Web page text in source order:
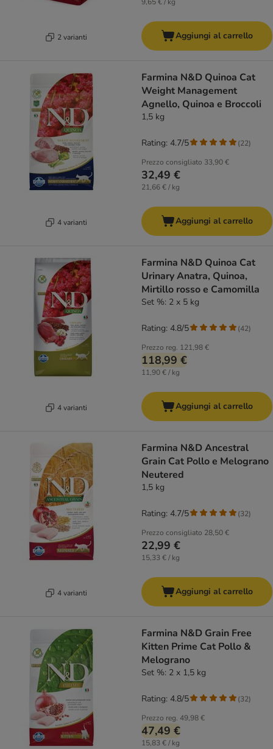
2 varianti Aggiungi al carrello
4 varianti
Farmina N&D Quinoa Cat
Weight Management
Agnello, Quinoa e Broccoli
1,5 kg
Prezzo consigliato 33,90 €
32,49 €
21,66 € / kg
Rating: 4.7/5 (22)
Aggiungi al carrello
4 varianti
Farmina N&D Quinoa Cat
Urinary Anatra, Quinoa,
Mirtillo rosso e Camomilla
Set %: 2 x 5 kg
Prezzo reg. 121,98 €
118,99 €
11,90 € / kg
Rating: 4.8/5 (42)
Aggiungi al carrello
4 varianti
Farmina N&D Ancestral
Grain Cat Pollo e Melograno
Neutered
1,5 kg
Prezzo consigliato 28,50 €
22,99 €
15,33 € / kg
Rating: 4.7/5 (32)
Aggiungi al carrello
Farmina N&D Grain Free
Kitten Prime Cat Pollo &
Melograno
Set %: 2 x 1,5 kg
Prezzo reg. 49,98 €
47,49 €
15,83 € / kg
Rating: 4.8/5 (32)